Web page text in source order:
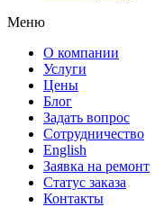
Меню
О компании
Услуги
Цены
Блог
Задать вопрос
Сотрудничество
English
Заявка на ремонт
Статус заказа
Контакты